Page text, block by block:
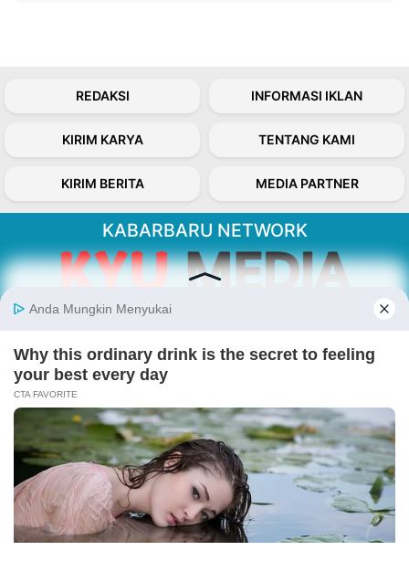
REDAKSI INFORMASI IKLAN
KIRIM KARYA TENTANG KAMI
KIRIM BERITA MEDIA PARTNER
KABARBARU NETWORK
Kabarbaru.co menyajikan berita aktual dan
inspiratif dari sudut pandang berbaik sangka
Follow Kabarbaru